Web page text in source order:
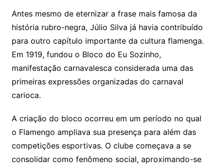
Antes mesmo de eternizar a frase mais famosa da
história rubro-negra, Júlio Silva já havia contribuído
para outro capítulo importante da cultura flamenga.
Em 1919, fundou o Bloco do Eu Sozinho,
manifestação carnavalesca considerada uma das
primeiras expressões organizadas do carnaval
carioca.
A criação do bloco ocorreu em um período no qual
o Flamengo ampliava sua presença para além das
competições esportivas. O clube começava a se
consolidar como fenômeno social, aproximando-se